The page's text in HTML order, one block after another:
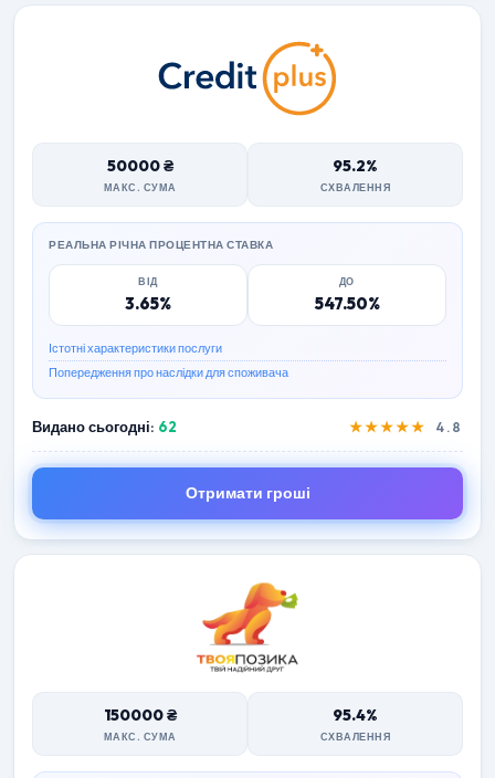
50000 ₴
МАКС. СУМА
95.2%
СХВАЛЕННЯ
РЕАЛЬНА РІЧНА ПРОЦЕНТНА СТАВКА
ВІД
3.65%
ДО
547.50%
Істотні характеристики послуги
Попередження про наслідки для споживача
Видано сьогодні: 62 ★★★★★ 4.8
Отримати гроші
150000 ₴
МАКС. СУМА
95.4%
СХВАЛЕННЯ